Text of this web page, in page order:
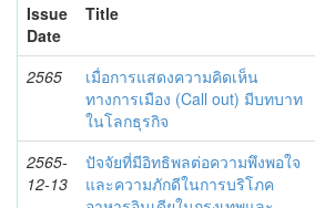
Issue
Date
Title
2565
เมื่อการแสดงความคิดเห็น
ทางการเมือง (Call out) มีบทบาท
ในโลกธุรกิจ
2565-
12-13
ปัจจัยที่มีอิทธิพลต่อความพึงพอใจ
และความภักดีในการบริโภค